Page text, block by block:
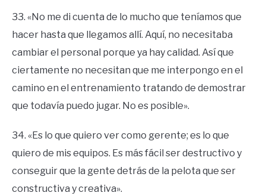
33. «No me di cuenta de lo mucho que teníamos que
hacer hasta que llegamos allí. Aquí, no necesitaba
cambiar el personal porque ya hay calidad. Así que
ciertamente no necesitan que me interpongo en el
camino en el entrenamiento tratando de demostrar
que todavía puedo jugar. No es posible».
34. «Es lo que quiero ver como gerente; es lo que
quiero de mis equipos. Es más fácil ser destructivo y
conseguir que la gente detrás de la pelota que ser
constructiva y creativa».